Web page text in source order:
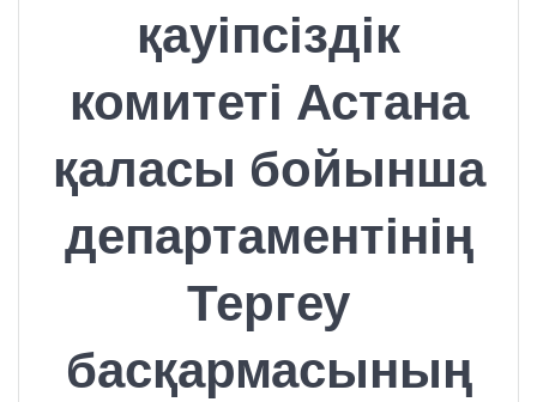
қауіпсіздік
комитеті Астана
қаласы бойынша
департаментінің
Тергеу
басқармасының